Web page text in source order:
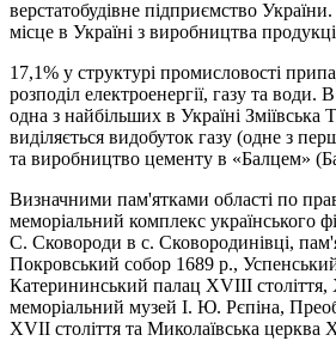
верстатобудівне підприємство
місце в Україні з виробництва
17,1% у структурі промисловості
розподіл електроенергії, газу та води.
одна з найбільших в Україні
виділяється видобуток газу (одне з
та виробництво цементу в «Балцем»
Визначними пам'ятками області по
меморіальний комплекс українського
С. Сковороди в с. Сковородинівці,
Покровський собор 1689 р.,
Катерининський палац XVIII
меморіальний музей І. Ю. Рєпіна,
XVII століття та Миколаївська церква